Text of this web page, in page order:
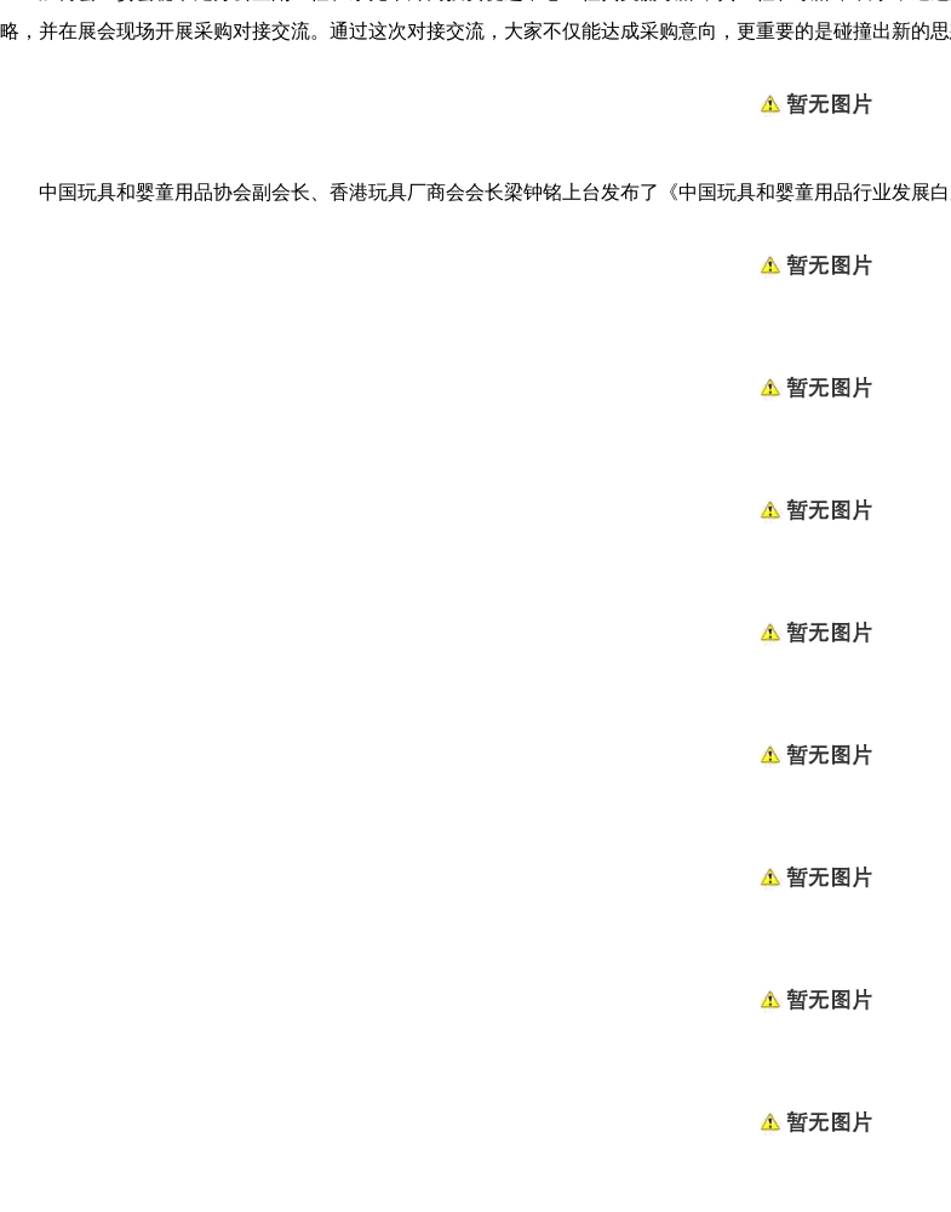
略，并在展会现场开展采购对接交流。通过这次对接交流，大家不仅能达成采购意向，更重要的是碰撞出新的
中国玩具和婴童用品协会副会长、香港玩具厂商会会长梁钟铭上台发布了《中国玩具和婴童用品行业发展白